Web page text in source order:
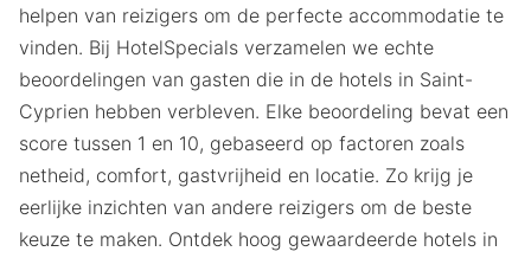
helpen van reizigers om de perfecte accommodatie te
vinden. Bij HotelSpecials verzamelen we echte
beoordelingen van gasten die in de hotels in Saint-
Cyprien hebben verbleven. Elke beoordeling bevat een
score tussen 1 en 10, gebaseerd op factoren zoals
netheid, comfort, gastvrijheid en locatie. Zo krijg je
eerlijke inzichten van andere reizigers om de beste
keuze te maken. Ontdek hoog gewaardeerde hotels in